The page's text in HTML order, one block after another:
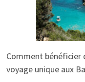
Comment bénéficier
voyage unique aux